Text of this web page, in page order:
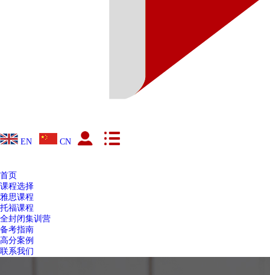
EN CN
首页
课程选择
雅思课程
托福课程
全封闭集训营
备考指南
高分案例
联系我们